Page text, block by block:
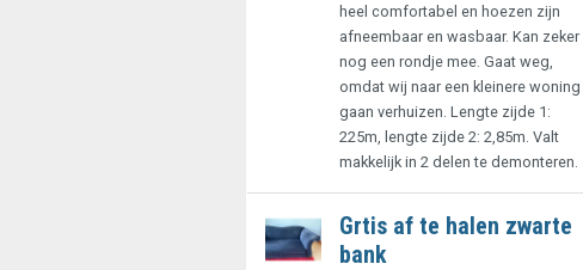
heel comfortabel en hoezen zijn
afneembaar en wasbaar. Kan zeker
nog een rondje mee. Gaat weg,
omdat wij naar een kleinere woning
gaan verhuizen. Lengte zijde 1:
225m, lengte zijde 2: 2,85m. Valt
makkelijk in 2 delen te demonteren.
Grtis af te halen zwarte
bank